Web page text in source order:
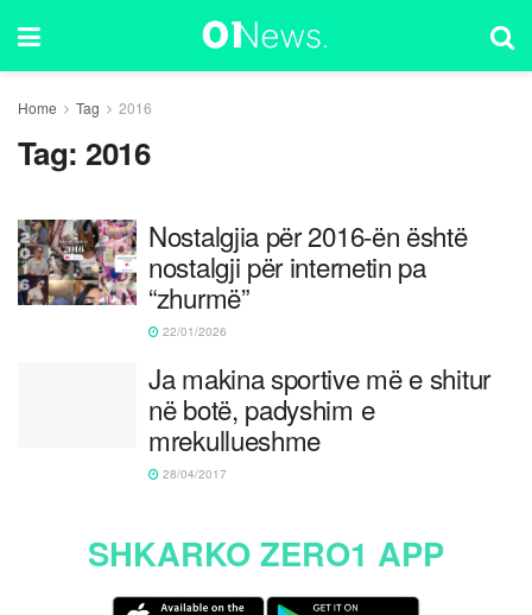
Home Tag 2016
Tag:2016
Nostalgjia për 2016-ën është
nostalgji për internetin pa
“zhurmë”
22/01/2026
Ja makina sportive më e shitur
në botë, padyshim e
mrekullueshme
28/04/2017
SHKARKO ZERO1 APP